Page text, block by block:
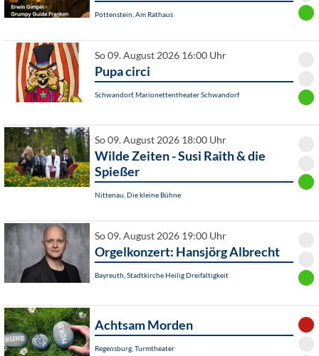
Pottenstein, Am Rathaus
So 09. August 2026 16:00 Uhr
Pupa circi
Schwandorf, Marionettentheater Schwandorf
So 09. August 2026 18:00 Uhr
Wilde Zeiten - Susi Raith & die
Spießer
Nittenau, Die kleine Bühne
So 09. August 2026 19:00 Uhr
Orgelkonzert: Hansjörg Albrecht
Bayreuth, Stadtkirche Heilig Dreifaltigkeit
Achtsam Morden
Regensburg, Turmtheater